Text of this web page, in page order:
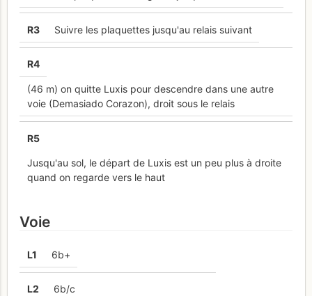
R3 Suivre les plaquettes jusqu'au relais suivant
R4
(46 m) on quitte Luxis pour descendre dans une autre
voie (Demasiado Corazon), droit sous le relais
R5
Jusqu'au sol, le départ de Luxis est un peu plus à droite
quand on regarde vers le haut
Voie
L1 6b+
L2 6b/c